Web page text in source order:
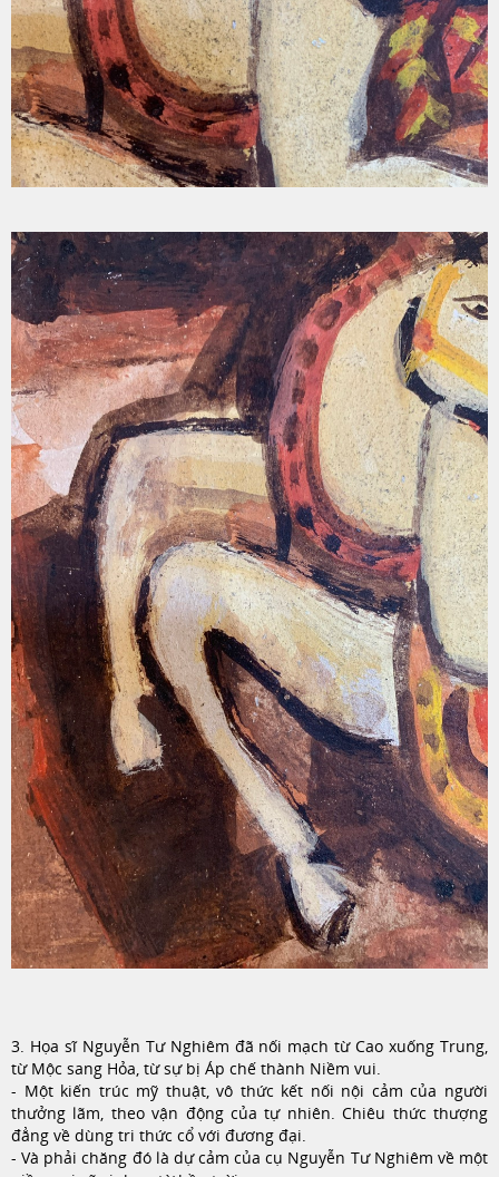
3. Họa sĩ Nguyễn Tư Nghiêm đã nối mạch từ Cao xuống Trung,
từ Mộc sang Hỏa, từ sự bị Áp chế thành Niềm vui.
- Một kiến trúc mỹ thuật, vô thức kết nối nội cảm của người
thưởng lãm, theo vận động của tự nhiên. Chiêu thức thượng
đẳng về dùng tri thức cổ với đương đại.
- Và phải chăng đó là dự cảm của cụ Nguyễn Tư Nghiêm về một